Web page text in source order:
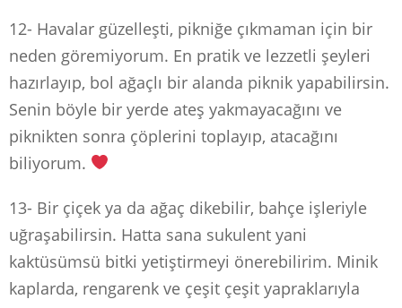
12- Havalar güzelleşti, pikniğe çıkmaman için bir
neden göremiyorum. En pratik ve lezzetli şeyleri
hazırlayıp, bol ağaçlı bir alanda piknik yapabilirsin.
Senin böyle bir yerde ateş yakmayacağını ve
piknikten sonra çöplerini toplayıp, atacağını
biliyorum.
13- Bir çiçek ya da ağaç dikebilir, bahçe işleriyle
uğraşabilirsin. Hatta sana sukulent yani
kaktüsümsü bitki yetiştirmeyi önerebilirim. Minik
kaplarda, rengarenk ve çeşit çeşit yapraklarıyla